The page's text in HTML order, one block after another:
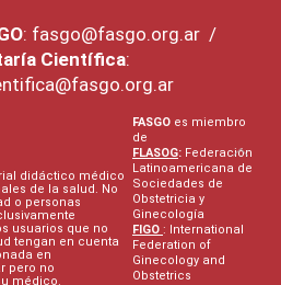
: fasgo@fasgo.org.ar/
Científica:
didáctico médico
de la salud. No
o personas
usuarios que no
tengan en cuenta
en
pero no
médico.
FASGO es miembro
de
FLASOG: Federación
Latinoamericana de
Sociedades de
Obstetricia y
Ginecología
FIGO : International
Federation of
Ginecology and
Obstetrics